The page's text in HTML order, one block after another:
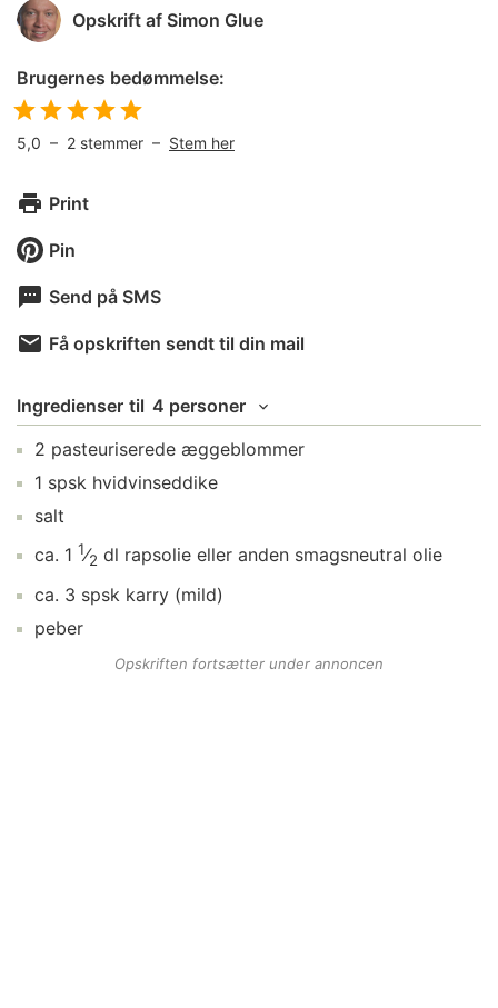
Opskrift af Simon Glue
Brugernes bedømmelse:
5,0 – 2 stemmer – Stem her
Print
Pin
Send på SMS
Få opskriften sendt til din mail
Ingredienser til 4 personer
2 pasteuriserede æggeblommer
1 spsk hvidvinseddike
salt
ca. 1 1⁄2 dl rapsolie eller anden smagsneutral olie
ca. 3 spsk karry (mild)
peber
Opskriften fortsætter under annoncen